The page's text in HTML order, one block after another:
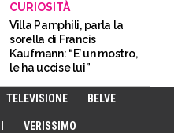
CURIOSITÀ
Villa Pamphili, parla la
sorella di Francis
Kaufmann: “E’ un mostro,
le ha uccise lui”
TELEVISIONE BELVE
VERISSIMO